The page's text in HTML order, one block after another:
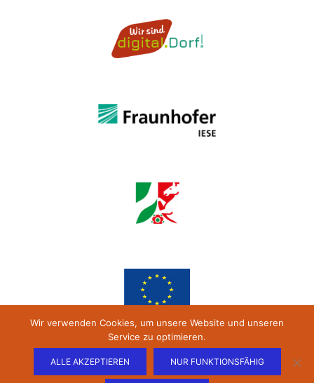
Wir verwenden Cookies, um unsere Website und unseren
Service zu optimieren.
ALLE AKZEPTIEREN NUR FUNKTIONSFÄHIG